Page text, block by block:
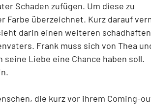
Schaden zufügen. Um diese zu
überzeichnet. Kurz darauf
darin einen weiteren schadhaften
Frank muss sich von Thea
Liebe eine Chance haben soll.
die kurz vor ihrem Coming-